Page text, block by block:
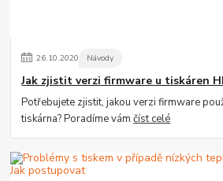
26.10.2020 Návody
Jak zjistit verzi firmware u tiskáren
Potřebujete zjistit, jakou verzi firmware
tiskárna? Poradíme vámčíst celé